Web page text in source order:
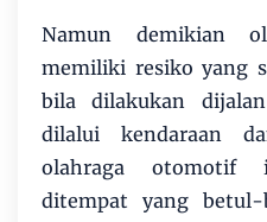
Namun demikian
memiliki resiko yang
bila dilakukan
dilalui kendaraan
olahraga otomotif
ditempat yang